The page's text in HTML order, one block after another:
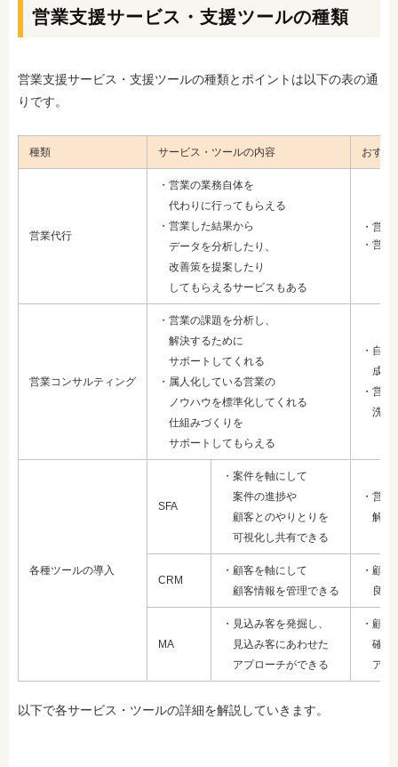
営業支援サービス・支援ツールの種類
営業支援サービス・支援ツールの種類とポイントは以下の表の通
りです。
種類 サービス・ツールの内容 おすす
営業代行
・営業の業務自体を
代わりに行ってもらえる
・営業した結果から
データを分析したり、
改善策を提案したり
して もらえるサービスもある
・営
・営
営業コンサルティング
・営業の課題を分析し、
解決するために
サポートしてくれる
・属人化している営業の
ノウハウを標準化してくれる
仕組みづくりを
サポートしてもらえる
・自
成果
・営
洗い
各種ツールの導入
SFA
・案件を軸にして
案件の進捗や
顧客とのやりとりを
可視化し共有できる
・営
解消
CRM
・顧客を軸にして
顧客情報を管理できる
・顧
良好
MA
・見込み客を発掘し、
見込み客にあわせた
アプローチができる
・顧
確度
アプ
以下で各サービス・ツールの詳細を解説していきます。